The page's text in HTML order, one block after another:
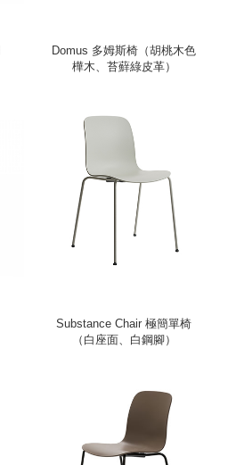
Domus 多姆斯椅（胡桃木色
樺木、苔蘚綠皮革）
Substance Chair 極簡單椅
（白座面、白鋼腳）